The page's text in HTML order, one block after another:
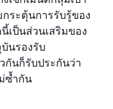
ระตุ้นการรับรู้ของ
เป็นส่วนเสริมของ
นรองรับ
กันก็รับประกันว่า
ซ้ำกัน